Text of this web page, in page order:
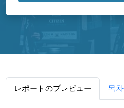
レポートのプレビュー 목차